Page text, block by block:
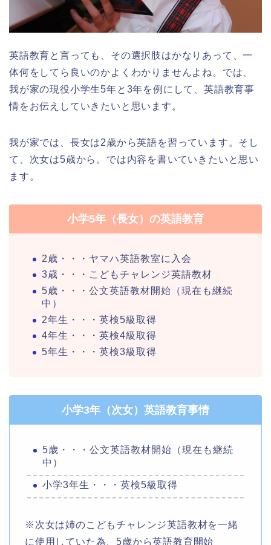
英語教育と言っても、その選択肢はかなりあって、一
体何をしてら良いのかよくわかりませんよね。では、
我が家の現役小学生5年と3年を例にして、英語教育事
情をお伝えしていきたいと思います。
我が家では、長女は2歳から英語を習っています。そし
て、次女は5歳から。では内容を書いていきたいと思い
ます。
小学5年（長女）の英語教育
2歳・・・ヤマハ英語教室に入会
3歳・・・こどもチャレンジ英語教材
5歳・・・公文英語教材開始（現在も継続
中）
2年生・・・英検5級取得
4年生・・・英検4級取得
5年生・・・英検3級取得
小学3年（次女）英語教育事情
5歳・・・公文英語教材開始（現在も継続
中）
小学3年生・・・英検5級取得
※次女は姉のこどもチャレンジ英語教材を一緒
に使用していた為、5歳から英語教育開始